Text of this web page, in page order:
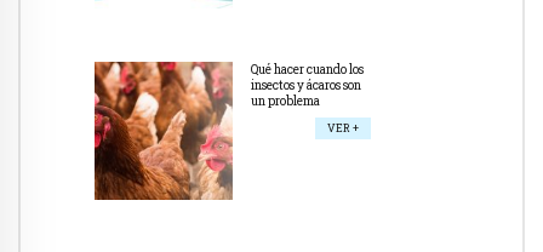
Qué hacer cuando los
insectos y ácaros son
un problema
VER +